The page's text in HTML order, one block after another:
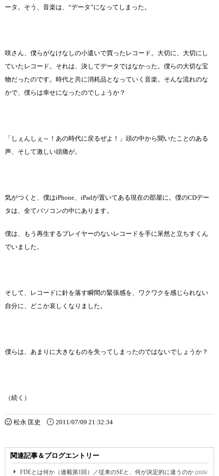
ータ。そう、音楽は、“データ”になってしまった。
咲さん、僕らがなけなしの小遣いで買ったレコード。大切に、大切にし
ていたレコード。それは、決してデータではなかった。僕らの大切な宝
物だったのです。時代と共に消耗品となっていく音楽。そんな流れのな
かで、僕らは幸せになったのでしょうか？
「しぇんしぇ～！あの時代に戻るぜよ！」頭の中から聞いたことのある
声、そして激しい頭痛が。
気がつくと、僕はiPhone、iPadが置いてある現在の部屋に。僕のCDデー
タは、全てパソコンの中にあります。
僕は、もう再生するプレイヤーのないレコードを手に呆然と立ちすくん
でいました。
そして、レコードに針を落す瞬間の緊張感を、ワクワクを感じられない
自分に、どこか哀しくなりました。
僕らは、あまりに大きなものを失ってしまったのではないでしょうか？
（続く）
松永 匡史 2011/07/09 21:32:34
関連記事＆ブログエントリー
FDEとは何か（連載第1回）／従来のSEと、何が決定的に違うのか (2026/